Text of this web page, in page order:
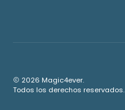
2026 Magic4ever.
Todos los derechos reservados.